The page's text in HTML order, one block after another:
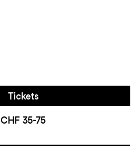
Tickets
CHF 35-75